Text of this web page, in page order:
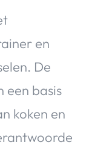
en
De
een basis
koken en